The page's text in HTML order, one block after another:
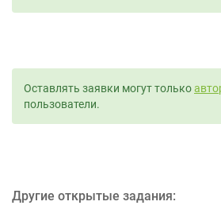
Оставлять заявки могут только
пользователи.
Другие открытые задания: